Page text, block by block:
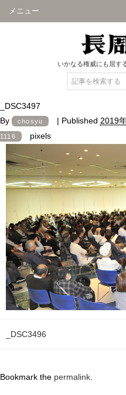
メニュー
いかなる権威にも屈す
_DSC3497
By
chosyu | Published 2019
1116 pixels
_DSC3496
Bookmark the permalink